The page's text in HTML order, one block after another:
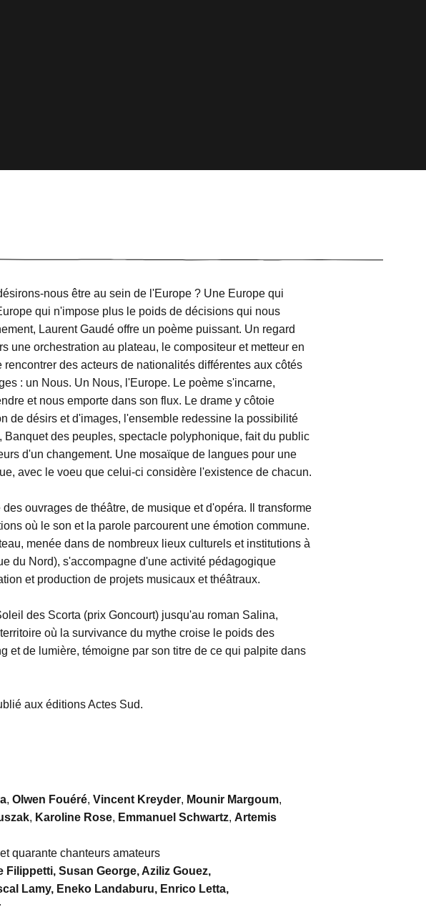
nous être au sein de l'Europe ? Une Europe qui
qui n'impose plus le poids de décisions qui nous
Laurent Gaudé offre un poème puissant. Un regard
une orchestration au plateau, le compositeur et metteur en
des acteurs de nationalités différentes aux côtés
: un Nous. Un Nous, l'Europe. Le poème s'incarne,
et nous emporte dans son flux. Le drame y côtoie
de désirs et d'images, l'ensemble redessine la possibilité
des peuples, spectacle polyphonique, fait du public
d'un changement. Une mosaïque de langues pour une
avec le voeu que celui-ci considère l'existence de chacun.
ouvrages de théâtre, de musique et d'opéra. Il transforme
où le son et la parole parcourent une émotion commune.
menée dans de nombreux lieux culturels et institutions à
du Nord), s'accompagne d'une activité pédagogique
et production de projets musicaux et théâtraux.
des Scorta (prix Goncourt) jusqu'au roman Salina,
où la survivance du mythe croise le poids des
et de lumière, témoigne par son titre de ce qui palpite dans
aux éditions Actes Sud.
, Olwen Fouéré, Vincent Kreyder, Mounir Margoum,
, Karoline Rose, Emmanuel Schwartz, Artemis
quarante chanteurs amateurs
Filippetti, Susan George, Aziliz Gouez,
Lamy, Eneko Landaburu, Enrico Letta,